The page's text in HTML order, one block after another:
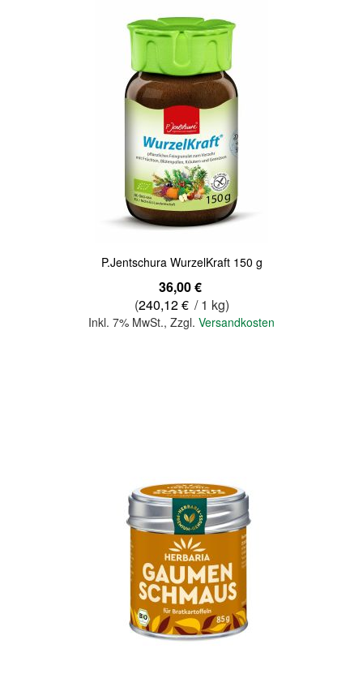
P.Jentschura WurzelKraft 150 g
36,00 €
(240,12 € / 1 kg)
Inkl. 7% MwSt., Zzgl. Versandkosten